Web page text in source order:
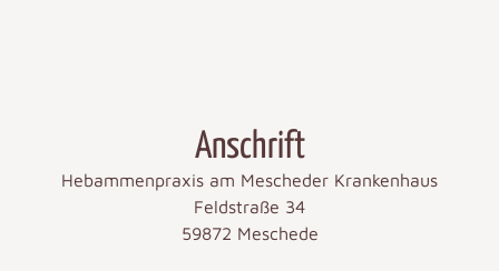
Anschrift
Hebammenpraxis am Mescheder Krankenhaus
Feldstraße 34
59872 Meschede